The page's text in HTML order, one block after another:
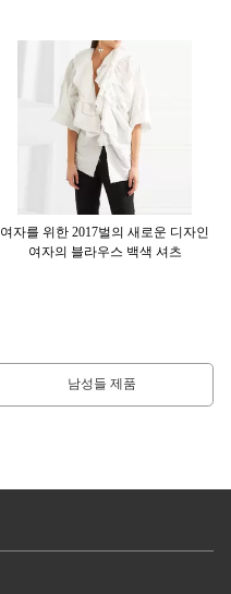
여자를 위한 2017벌의 새로운 디자인
여자의 블라우스 백색 셔츠
남성들 제품